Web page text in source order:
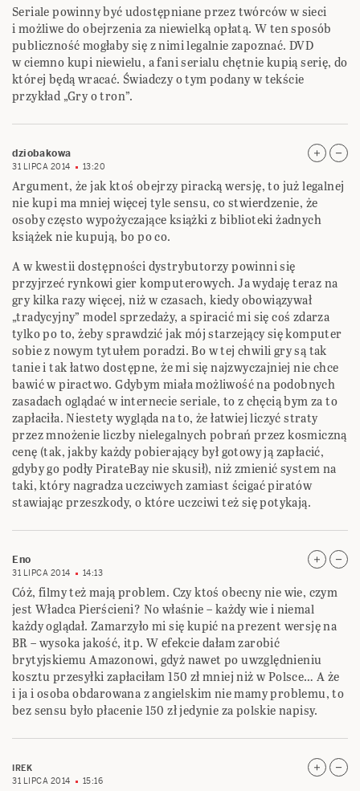
Seriale powinny być udostępniane przez twórców w sieci
i możliwe do obejrzenia za niewielką opłatą. W ten sposób
publiczność mogłaby się z nimi legalnie zapoznać. DVD
w ciemno kupi niewielu, a fani serialu chętnie kupią serię, do
której będą wracać. Świadczy o tym podany w tekście
przykład „Gry o tron”.
dziobakowa
31 LIPCA 2014 13:20
Argument, że jak ktoś obejrzy piracką wersję, to już legalnej
nie kupi ma mniej więcej tyle sensu, co stwierdzenie, że
osoby często wypożyczające książki z biblioteki żadnych
książek nie kupują, bo po co.
A w kwestii dostępności dystrybutorzy powinni się
przyjrzeć rynkowi gier komputerowych. Ja wydaję teraz na
gry kilka razy więcej, niż w czasach, kiedy obowiązywał
„tradycyjny” model sprzedaży, a spiracić mi się coś zdarza
tylko po to, żeby sprawdzić jak mój starzejący się komputer
sobie z nowym tytułem poradzi. Bo w tej chwili gry są tak
tanie i tak łatwo dostępne, że mi się najzwyczajniej nie chce
bawić w piractwo. Gdybym miała możliwość na podobnych
zasadach oglądać w internecie seriale, to z chęcią bym za to
zapłaciła. Niestety wygląda na to, że łatwiej liczyć straty
przez mnożenie liczby nielegalnych pobrań przez kosmiczną
cenę (tak, jakby każdy pobierający był gotowy ją zapłacić,
gdyby go podły PirateBay nie skusił), niż zmienić system na
taki, który nagradza uczciwych zamiast ścigać piratów
stawiając przeszkody, o które uczciwi też się potykają.
Eno
31 LIPCA 2014 14:13
Cóż, filmy też mają problem. Czy ktoś obecny nie wie, czym
jest Władca Pierścieni? No właśnie – każdy wie i niemal
każdy oglądał. Zamarzyło mi się kupić na prezent wersję na
BR – wysoka jakość, itp. W efekcie dałam zarobić
brytyjskiemu Amazonowi, gdyż nawet po uwzględnieniu
kosztu przesyłki zapłaciłam 150 zł mniej niż w Polsce… A że
i ja i osoba obdarowana z angielskim nie mamy problemu, to
bez sensu było płacenie 150 zł jedynie za polskie napisy.
IREK
31 LIPCA 2014
15:16